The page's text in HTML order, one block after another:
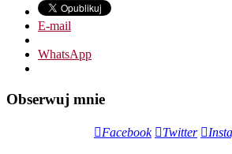
E-mail
WhatsApp
Obserwuj mnie
Facebook Twitter